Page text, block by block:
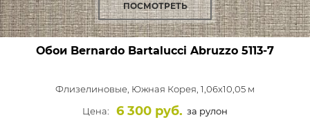
ПОСМОТРЕТЬ
Обои Bernardo Bartalucci Abruzzo 5113-7
Флизелиновые, Южная Корея, 1,06x10,05 м
Цена:
6 300 руб. за рулон